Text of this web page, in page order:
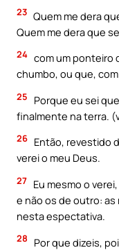
23 Quem me dera
Quem me dera que
24 com um ponteiro
chumbo, ou que,
25
Porque eu sei
finalmente na terra.
26 Então, revestido
verei o meu Deus.
27 Eu mesmo o
e não os de outro:
nesta espectativa.
28
Por que dizeis,